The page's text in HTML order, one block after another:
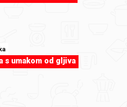
s umakom od gljiva